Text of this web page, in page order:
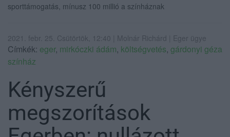
sporttámogatás, mínusz 100 millió a színháznak
2021. febr. 25. Csütörtök, 12:40 | Molnár Richárd | Eger ügye
Címkék: eger, mirkóczki ádám, költségvetés, gárdonyi géza
színház
Kényszerű
megszorítások